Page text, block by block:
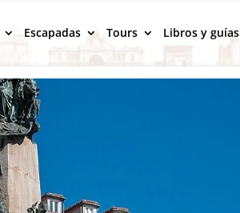
Escapadas Tours Libros y guías